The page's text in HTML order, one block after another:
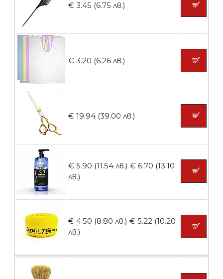
Ваничка за маникюр BMSPA1C
БЕЗПЛАТНО
Пила тип ренде
БЕЗПЛАТНО
Пила тип ренде 2в1
€ 3.45 (6.75 лв.)
€ 3.20 (6.26 лв.)
€ 19.94 (39.00 лв.)
€ 5.90 (11.54 лв.) € 6.70 (13.10
лв.)
€ 4.50 (8.80 лв.) € 5.22 (10.20
лв.)